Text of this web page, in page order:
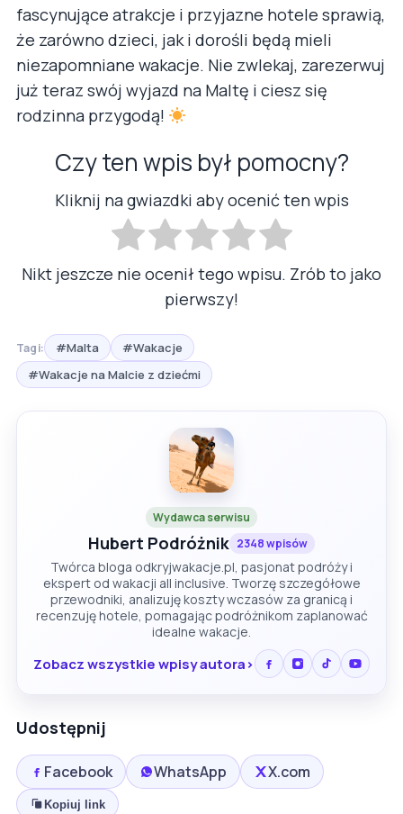
fascynujące atrakcje i przyjazne hotele sprawią,
że zarówno dzieci, jak i dorośli będą mieli
niezapomniane wakacje. Nie zwlekaj, zarezerwuj
już teraz swój wyjazd na Maltę i ciesz się
rodzinna przygodą!
Czy ten wpis był pomocny?
Kliknij na gwiazdki aby ocenić ten wpis
Nikt jeszcze nie ocenił tego wpisu. Zrób to jako
pierwszy!
Tagi: #Malta
#Wakacje
#Wakacje na Malcie z dziećmi
Wydawca serwisu
Hubert Podróżnik 2348 wpisów
Twórca bloga odkryjwakacje.pl, pasjonat podróży i
ekspert od wakacji all inclusive. Tworzę szczegółowe
przewodniki, analizuję koszty wczasów za granicą i
recenzuję hotele, pomagając podróżnikom zaplanować
idealne wakacje.
Zobacz wszystkie wpisy autora
Udostępnij
Facebook WhatsApp X.com
Kopiuj link